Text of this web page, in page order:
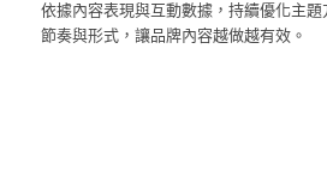
依據內容表現與互動數據，持續優化主題
節奏與形式，讓品牌內容越做越有效。